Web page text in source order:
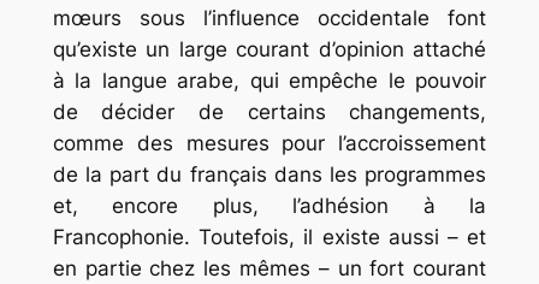
mœurs sous l’influence occidentale font
qu’existe un large courant d’opinion attaché
à la langue arabe, qui empêche le pouvoir
de décider de certains changements,
comme des mesures pour l’accroissement
de la part du français dans les programmes
et, encore plus, l’adhésion à la
Francophonie. Toutefois, il existe aussi – et
en partie chez les mêmes – un fort courant